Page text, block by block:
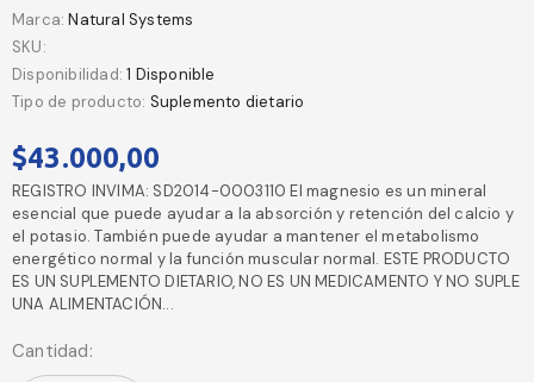
Marca: Natural Systems
SKU:
Disponibilidad: 1 Disponible
Tipo de producto: Suplemento dietario
$43.000,00
REGISTRO INVIMA: SD2014-0003110 El magnesio es un mineral
esencial que puede ayudar a la absorción y retención del calcio y
el potasio. También puede ayudar a mantener el metabolismo
energético normal y la función muscular normal. ESTE PRODUCTO
ES UN SUPLEMENTO DIETARIO, NO ES UN MEDICAMENTO Y NO SUPLE
UNA ALIMENTACIÓN...
Cantidad: